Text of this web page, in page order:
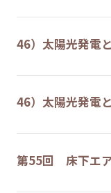
46）太陽光発電
46）太陽光発電
第55回 床下エ